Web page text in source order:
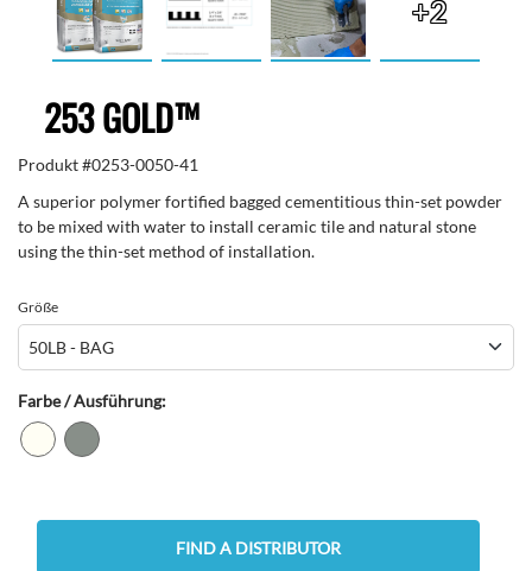
+2
253 GOLD™
Produkt #0253-0050-41
A superior polymer fortified bagged cementitious thin-set powder
to be mixed with water to install ceramic tile and natural stone
using the thin-set method of installation.
Größe
Farbe / Ausführung:
FIND A DISTRIBUTOR